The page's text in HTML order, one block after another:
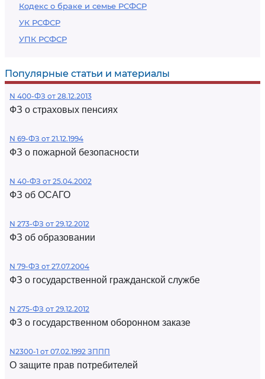
Кодекс о браке и семье РСФСР
УК РСФСР
УПК РСФСР
Популярные статьи и материалы
N 400-ФЗ от 28.12.2013
ФЗ о страховых пенсиях
N 69-ФЗ от 21.12.1994
ФЗ о пожарной безопасности
N 40-ФЗ от 25.04.2002
ФЗ об ОСАГО
N 273-ФЗ от 29.12.2012
ФЗ об образовании
N 79-ФЗ от 27.07.2004
ФЗ о государственной гражданской службе
N 275-ФЗ от 29.12.2012
ФЗ о государственном оборонном заказе
N2300-1 от 07.02.1992 ЗППП
О защите прав потребителей